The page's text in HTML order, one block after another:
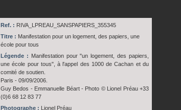
Ref. : RIVA_LPREAU_SANSPAPIERS_355345
Titre : Manifestation pour un logement, des papiers, une
école pour tous
Légende : Manifestation pour "un logement, des papiers,
une école pour tous", à l'appel des 1000 de Cachan et du
comité de soutien.
Paris - 09/09/2006.
Guy Bedos - Emmanuelle Béart - Photo © Lionel Préau +33
(0)6 68 12 83 77
Photographe : Lionel Préau